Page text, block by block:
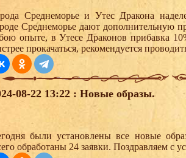
Среднеморье и Утес Дракона
Среднеморье дают дополнительную
опыте, в Утесе Драконов прибавка
прокачаться, рекомендуется
08-22 13:22 : Новые образы.
были установлены все новые
обработаны 24 заявки. Поздравляем с